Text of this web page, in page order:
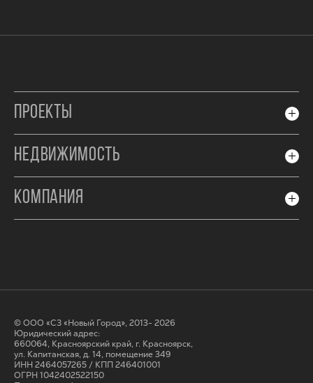
ПРОЕКТЫ
НЕДВИЖИМОСТЬ
КОМПАНИЯ
© ООО «СЗ «Новый Город», 2013- 2026
Юридический адрес:
660064, Красноярский край, г. Красноярск,
ул. Капитанская, д. 14, помещение 349
ИНН 2464057265 / КПП 246401001
ОГРН 1042402522150